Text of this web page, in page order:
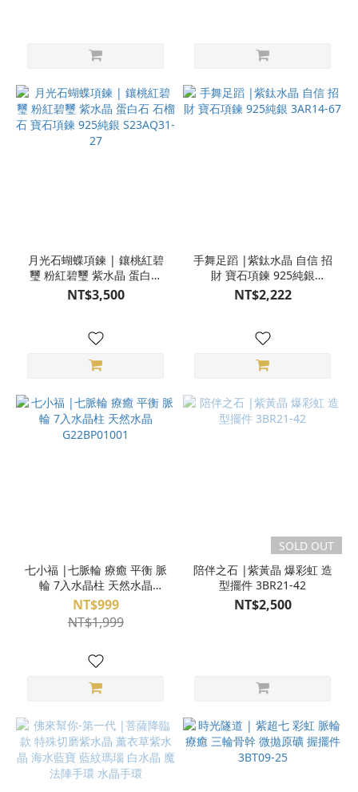
月光石蝴蝶項鍊 | 鑲桃紅碧
璽 粉紅碧璽 紫水晶 蛋白石
石榴石 寶石項鍊 925純銀
S23AQ31-27
NT$3,500
手舞足蹈 |紫鈦水晶 自信 招
財 寶石項鍊 925純銀
3AR14-67
NT$2,222
七小福 |七脈輪 療癒 平衡 脈
輪 7入水晶柱 天然水晶
G22BP01001
NT$999
NT$1,999
SOLD OUT
陪伴之石 |紫黃晶 爆彩虹 造
型擺件 3BR21-42
NT$2,500